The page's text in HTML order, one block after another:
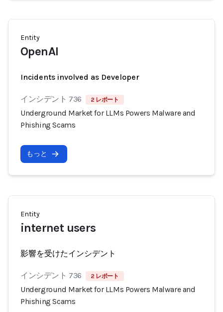
Entity
OpenAI
Incidents involved as Developer
インシデント 736 2 レポート
Underground Market for LLMs Powers Malware and
Phishing Scams
もっと
Entity
internet users
影響を受けたインシデント
インシデント 736 2 レポート
Underground Market for LLMs Powers Malware and
Phishing Scams